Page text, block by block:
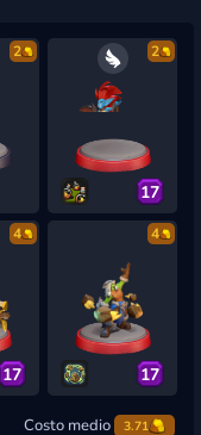
2 2
17
4
17
4
17
Costo medio 3.71